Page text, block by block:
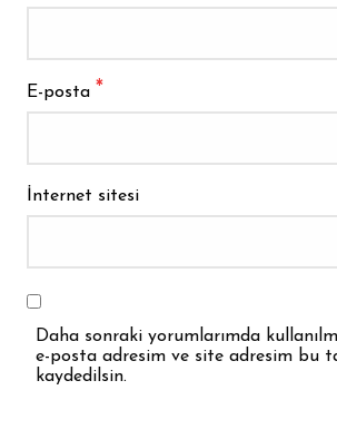
E-posta *
İnternet sitesi
Daha sonraki yorumlarımda
e-posta adresim ve site adresim bu
kaydedilsin.